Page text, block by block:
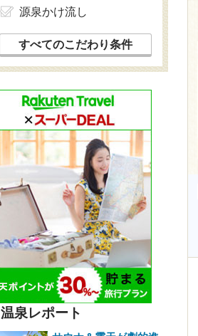
源泉かけ流し
すべてのこだわり条件
温泉レポート